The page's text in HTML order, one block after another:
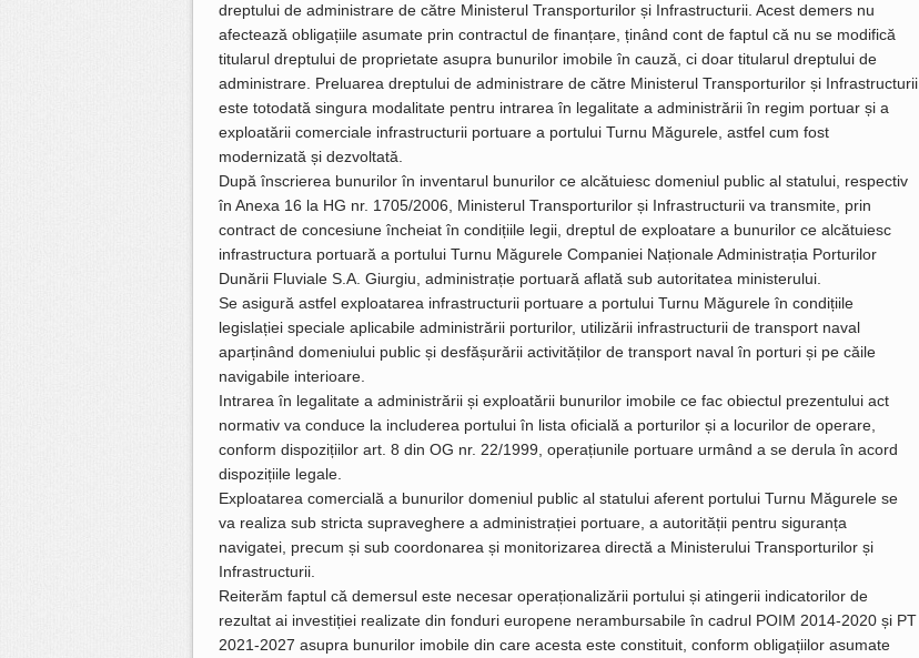
dreptului de administrare de către Ministerul Transporturilor și Infrastructurii. Acest demers nu
afectează obligațiile asumate prin contractul de finanțare, ținând cont de faptul că nu se modifică
titularul dreptului de proprietate asupra bunurilor imobile în cauză, ci doar titularul dreptului de
administrare. Preluarea dreptului de administrare de către Ministerul Transporturilor și Infrastructurii
este totodată singura modalitate pentru intrarea în legalitate a administrării în regim portuar și a
exploatării comerciale infrastructurii portuare a portului Turnu Măgurele, astfel cum fost
modernizată și dezvoltată.
După înscrierea bunurilor în inventarul bunurilor ce alcătuiesc domeniul public al statului, respectiv
în Anexa 16 la HG nr. 1705/2006, Ministerul Transporturilor și Infrastructurii va transmite, prin
contract de concesiune încheiat în condițiile legii, dreptul de exploatare a bunurilor ce alcătuiesc
infrastructura portuară a portului Turnu Măgurele Companiei Naționale Administrația Porturilor
Dunării Fluviale S.A. Giurgiu, administrație portuară aflată sub autoritatea ministerului.
Se asigură astfel exploatarea infrastructurii portuare a portului Turnu Măgurele în condițiile
legislației speciale aplicabile administrării porturilor, utilizării infrastructurii de transport naval
aparținând domeniului public și desfășurării activităților de transport naval în porturi și pe căile
navigabile interioare.
Intrarea în legalitate a administrării și exploatării bunurilor imobile ce fac obiectul prezentului act
normativ va conduce la includerea portului în lista oficială a porturilor și a locurilor de operare,
conform dispozițiilor art. 8 din OG nr. 22/1999, operațiunile portuare urmând a se derula în acord
dispozițiile legale.
Exploatarea comercială a bunurilor domeniul public al statului aferent portului Turnu Măgurele se
va realiza sub stricta supraveghere a administrației portuare, a autorității pentru siguranța
navigatei, precum și sub coordonarea și monitorizarea directă a Ministerului Transporturilor și
Infrastructurii.
Reiterăm faptul că demersul este necesar operaționalizării portului și atingerii indicatorilor de
rezultat ai investiției realizate din fonduri europene nerambursabile în cadrul POIM 2014-2020 și PT
2021-2027 asupra bunurilor imobile din care acesta este constituit, conform obligațiilor asumate